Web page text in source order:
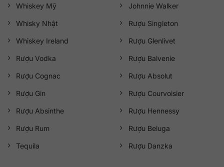
Whiskey Mỹ
Whisky Nhật
Whiskey Ireland
Rượu Vodka
Rượu Cognac
Rượu Gin
Rượu Absinthe
Rượu Rum
Tequila
Johnnie Walker
Rượu Singleton
Rượu Glenlivet
Rượu Balvenie
Rượu Absolut
Rượu Courvoisier
Rượu Hennessy
Rượu Beluga
Rượu Danzka